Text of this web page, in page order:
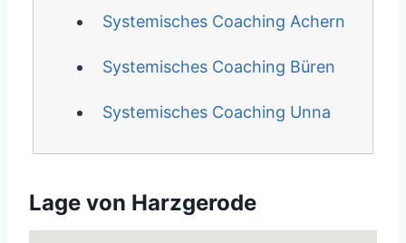
Systemisches Coaching Achern
Systemisches Coaching Büren
Systemisches Coaching Unna
Lage von Harzgerode